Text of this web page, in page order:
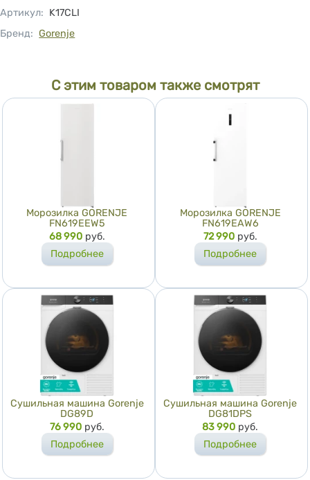
Артикул: K17CLI
Бренд: Gorenje
С этим товаром также смотрят
Морозилка GORENJE
FN619EEW5
Цена
68 990 руб.
Подробнее
Морозилка GORENJE
FN619EAW6
Цена
72 990 руб.
Подробнее
Сушильная машина Gorenje
DG89D
Цена
76 990 руб.
Подробнее
Сушильная машина Gorenje
DG81DPS
Цена
83 990 руб.
Подробнее